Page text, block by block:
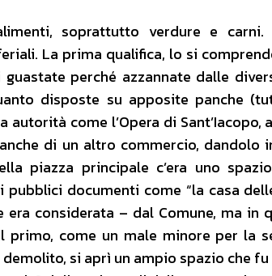
soprattutto verdure e carni.
La prima qualifica, lo si
perché azzannate dalle
disposte su apposite panche
come l’Opera di Sant’Iacopo,
di un altro commercio, dandolo
piazza principale c’era uno
documenti come “la casa
considerata – dal Comune, ma in
come un male minore per la
si aprì un ampio spazio che fu